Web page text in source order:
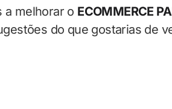
a melhorar o ECOMMERCE
do que gostarias de